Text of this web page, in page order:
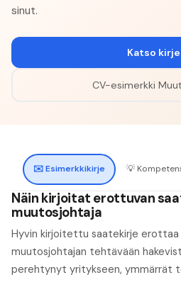
sinut.
Katso
CV-esimerkki
✉️Esimerkkikirje 💡
Näin kirjoitat erottuvan
muutosjohtaja
Hyvin kirjoitettu saatekirje erottaa
muutosjohtajan tehtävään
perehtynyt yritykseen, ymmärrät